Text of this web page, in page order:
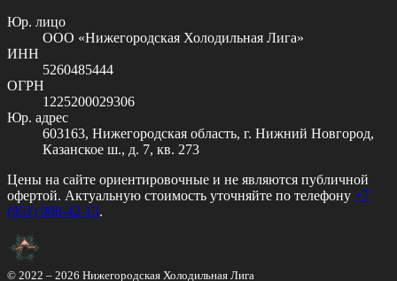
Юр. лицо
ООО «Нижегородская Холодильная Лига»
ИНН
5260485444
ОГРН
1225200029306
Юр. адрес
603163, Нижегородская область, г. Нижний Новгород,
Казанское ш., д. 7, кв. 273
Цены на сайте ориентировочные и не являются публичной
офертой. Актуальную стоимость уточняйте по телефону +7
(951) 908-42-13.
© 2022 – 2026 Нижегородская Холодильная Лига